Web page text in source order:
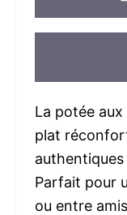
La potée
plat
Parfait pour
ou entre